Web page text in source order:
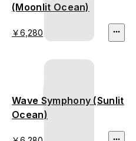
(Moonlit Ocean)
￥6,280
Wave Symphony (Sunlit
Ocean)